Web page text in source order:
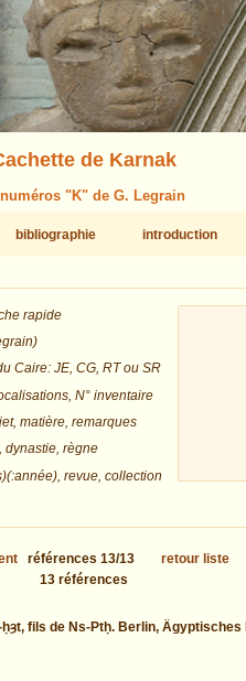
de Karnak
"K" de G. Legrain
bibliographie introduction
rapide
Caire: JE, CG, RT ou SR
N° inventaire
matière, remarques
dynastie, règne
revue, collection
références 13/13
retour liste
13 références
fils de Ns-Ptḥ. Berlin, Ägyptisches